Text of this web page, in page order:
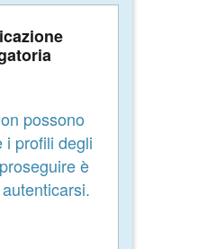
possono
i profili degli
è